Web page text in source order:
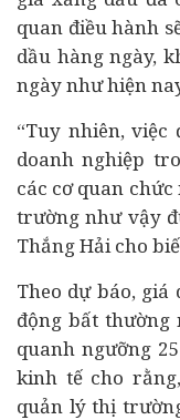
quan điều hành
dầu hàng ngày,
ngày như hiện
“Tuy nhiên,
doanh nghiệp
các cơ quan
trường như vậy
Thắng Hải cho
Theo dự báo,
động bất thường
quanh ngưỡng
kinh tếcho
quản lý thị